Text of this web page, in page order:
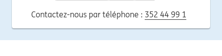
Contactez-nous par téléphone : 352 44 99 1